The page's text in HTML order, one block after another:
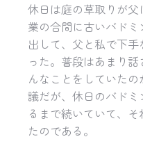
休日は庭の草取りが
業の合間に古いバド
出して、父と私で下
った。普段はあまり
んなことをしていた
議だが、休日のバド
るまで続いていて、
たのである。